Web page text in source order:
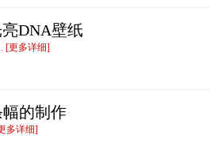
DNA壁纸
[更多详细]
幅的制作
多详细]